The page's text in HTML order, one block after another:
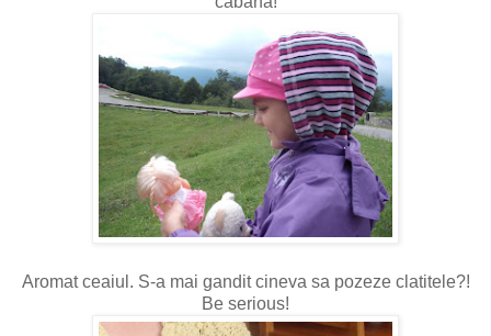
Aromat ceaiul. S-a mai gandit cineva sa pozeze clatitele?!
Be serious!